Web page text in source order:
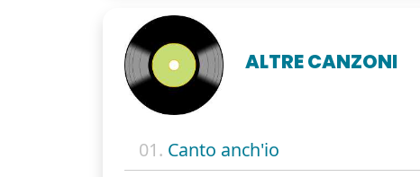
ALTRE CANZONI
01. Canto anch'io